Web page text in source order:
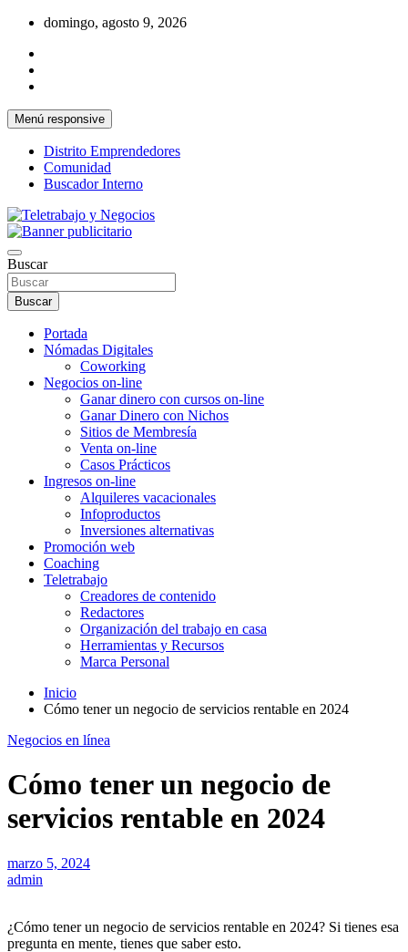
Saltar
contenido
domingo, agosto 9, 2026
Menú responsive
Distrito Emprendedores
Comunidad
Buscador Interno
Teletrabajo y Negocios
Buscar
Buscar
Portada
Nómadas Digitales
Coworking
Negocios on-line
Ganar dinero con cursos on-line
Ganar Dinero con Nichos
Sitios de Membresía
Venta on-line
Casos Prácticos
Ingresos on-line
Alquileres vacacionales
Infoproductos
Inversiones alternativas
Promoción web
Coaching
Teletrabajo
Creadores de contenido
Redactores
Organización del trabajo en casa
Herramientas y Recursos
Marca Personal
Inicio
Cómo tener un negocio de servicios rentable en 2024
Negocios en línea
Cómo tener un negocio de
servicios rentable en 2024
marzo 5, 2024
admin
¿Cómo tener un negocio de servicios rentable en 2024? Si tienes esa
pregunta en mente, tienes que saber esto.